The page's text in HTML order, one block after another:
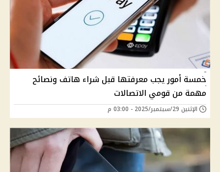
خمسة أمور يجب معرفتها قبل شراء هاتف ونصائح
مهمة من قومي الاتصالات
الإثنين 29/سبتمبر/2025 - 03:00 م